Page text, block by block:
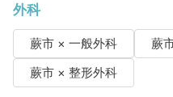
外科
蕨市 × 一般外科
蕨
蕨市 × 整形外科